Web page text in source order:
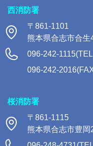
西消防署
〒861-1101
熊本県合志市合生
096-242-
096-242-
桜消防署
〒861-1115
熊本県合志市豊岡